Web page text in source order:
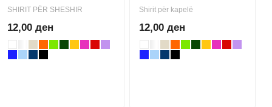
SHIRIT PËR SHESHIR
12,00 ден
Shirit për kapelë
12,00 ден